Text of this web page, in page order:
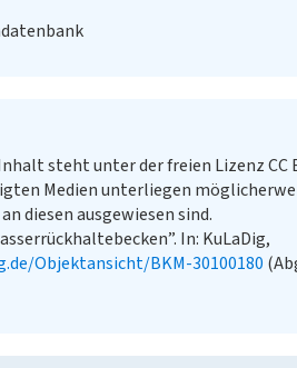
steht unter der freien Lizenz CC
Medien unterliegen
diesen ausgewiesen sind.
In: KuLaDig,
Objektansicht/BKM-30100180